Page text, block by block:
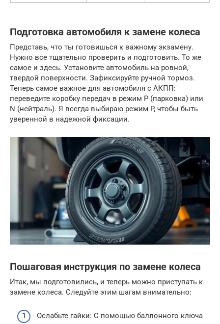
Подготовка автомобиля к замене колеса
Представь, что ты готовишься к важному экзамену.
Нужно все тщательно проверить и подготовить. То же
самое и здесь. Установите автомобиль на ровной,
твердой поверхности. Зафиксируйте ручной тормоз.
Теперь самое важное для автомобиля с АКПП:
переведите коробку передач в режим P (парковка) или
N (нейтраль). Я всегда выбираю режим P, чтобы быть
уверенной в надежной фиксации.
Пошаговая инструкция по замене колеса
Итак, мы подготовились, и теперь можно приступать к
замене колеса. Следуйте этим шагам внимательно:
Ослабьте гайки: С помощью баллонного ключа